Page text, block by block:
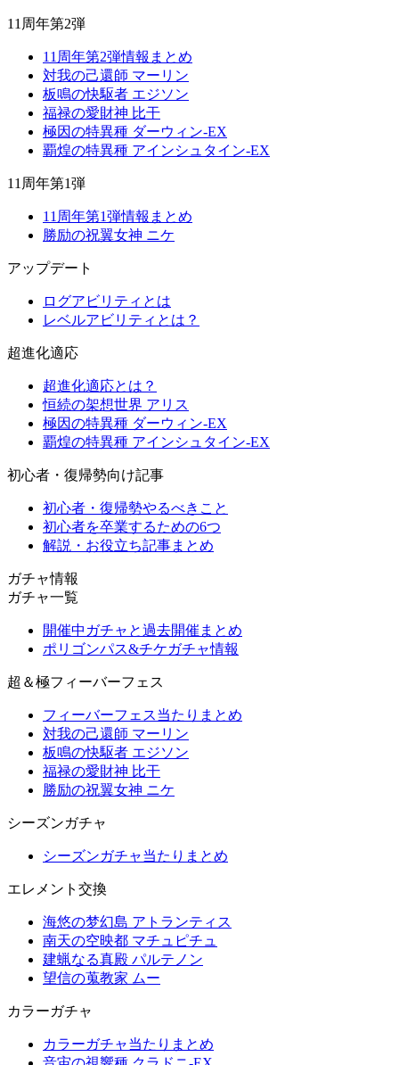
11周年第2弾
11周年第2弾情報まとめ
対我の己還師 マーリン
板鳴の快駆者 エジソン
福禄の愛財神 比干
極因の特異種 ダーウィン-EX
覇煌の特異種 アインシュタイン-EX
11周年第1弾
11周年第1弾情報まとめ
勝励の祝翼女神 ニケ
アップデート
ログアビリティとは
レベルアビリティとは？
超進化適応
超進化適応とは？
恒続の架想世界 アリス
極因の特異種 ダーウィン-EX
覇煌の特異種 アインシュタイン-EX
初心者・復帰勢向け記事
初心者・復帰勢やるべきこと
初心者を卒業するための6つ
解説・お役立ち記事まとめ
ガチャ情報
ガチャ一覧
開催中ガチャと過去開催まとめ
ポリゴンパス&チケガチャ情報
超＆極フィーバーフェス
フィーバーフェス当たりまとめ
対我の己還師 マーリン
板鳴の快駆者 エジソン
福禄の愛財神 比干
勝励の祝翼女神 ニケ
シーズンガチャ
シーズンガチャ当たりまとめ
エレメント交換
海悠の梦幻島 アトランティス
南天の空映都 マチュピチュ
建蝋なる真殿 パルテノン
望信の蒐教家 ムー
カラーガチャ
カラーガチャ当たりまとめ